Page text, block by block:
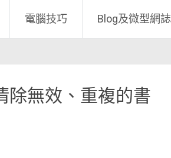
電腦技巧 Blog及微型網誌
除無效、重複的書